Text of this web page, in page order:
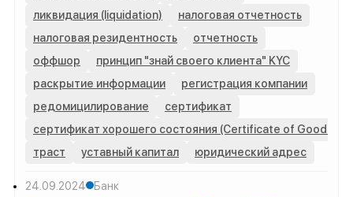
ликвидация (liquidation)
налоговая отчетность
налоговая резидентность
отчетность
оффшор
принцип "знай своего клиента" KYC
раскрытие информации
регистрация компании
редомицилирование
сертификат
сертификат хорошего состояния (Certificate of Good
траст
уставный капитал юридический адрес
24.09.2024 Банк